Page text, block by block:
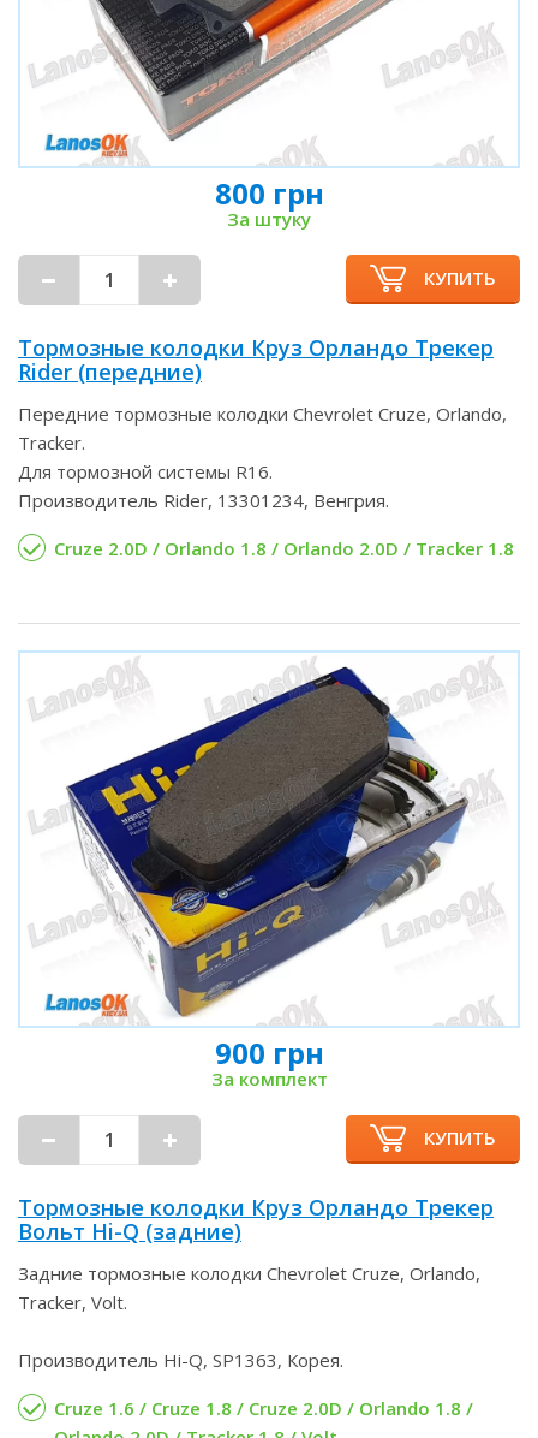
800 грн
За штуку
КУПИТЬ
Тормозные колодки Круз Орландо Трекер
Rider (передние)
Передние тормозные колодки Chevrolet Cruze, Orlando,
Tracker.
Для тормозной системы R16.
Производитель Rider, 13301234, Венгрия.
Cruze 2.0D / Orlando 1.8 / Orlando 2.0D / Tracker 1.8
900 грн
За комплект
КУПИТЬ
Тормозные колодки Круз Орландо Трекер
Вольт Hi-Q (задние)
Задние тормозные колодки Chevrolet Cruze, Orlando,
Tracker, Volt.
Производитель Hi-Q, SP1363, Корея.
Cruze 1.6 / Cruze 1.8 / Cruze 2.0D / Orlando 1.8 /